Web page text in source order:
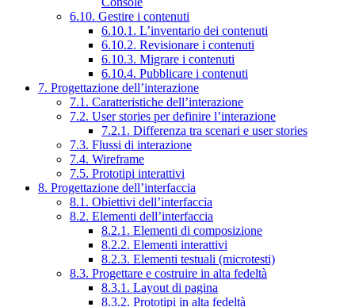
6.10. Gestire i contenuti
6.10.1. L’inventario dei contenuti
6.10.2. Revisionare i contenuti
6.10.3. Migrare i contenuti
6.10.4. Pubblicare i contenuti
7. Progettazione dell’interazione
7.1. Caratteristiche dell’interazione
7.2. User stories per definire l’interazione
7.2.1. Differenza tra scenari e user stories
7.3. Flussi di interazione
7.4. Wireframe
7.5. Prototipi interattivi
8. Progettazione dell’interfaccia
8.1. Obiettivi dell’interfaccia
8.2. Elementi dell’interfaccia
8.2.1. Elementi di composizione
8.2.2. Elementi interattivi
8.2.3. Elementi testuali (microtesti)
8.3. Progettare e costruire in alta fedeltà
8.3.1. Layout di pagina
8.3.2. Prototipi in alta fedeltà